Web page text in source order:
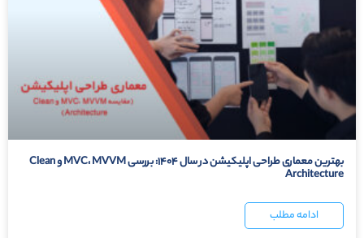
بهترین معماری طراحی اپلیکیشن در سال ۱۴۰۴: بررسی MVC، MVVM و Clean
Architecture
ادامه مطلب